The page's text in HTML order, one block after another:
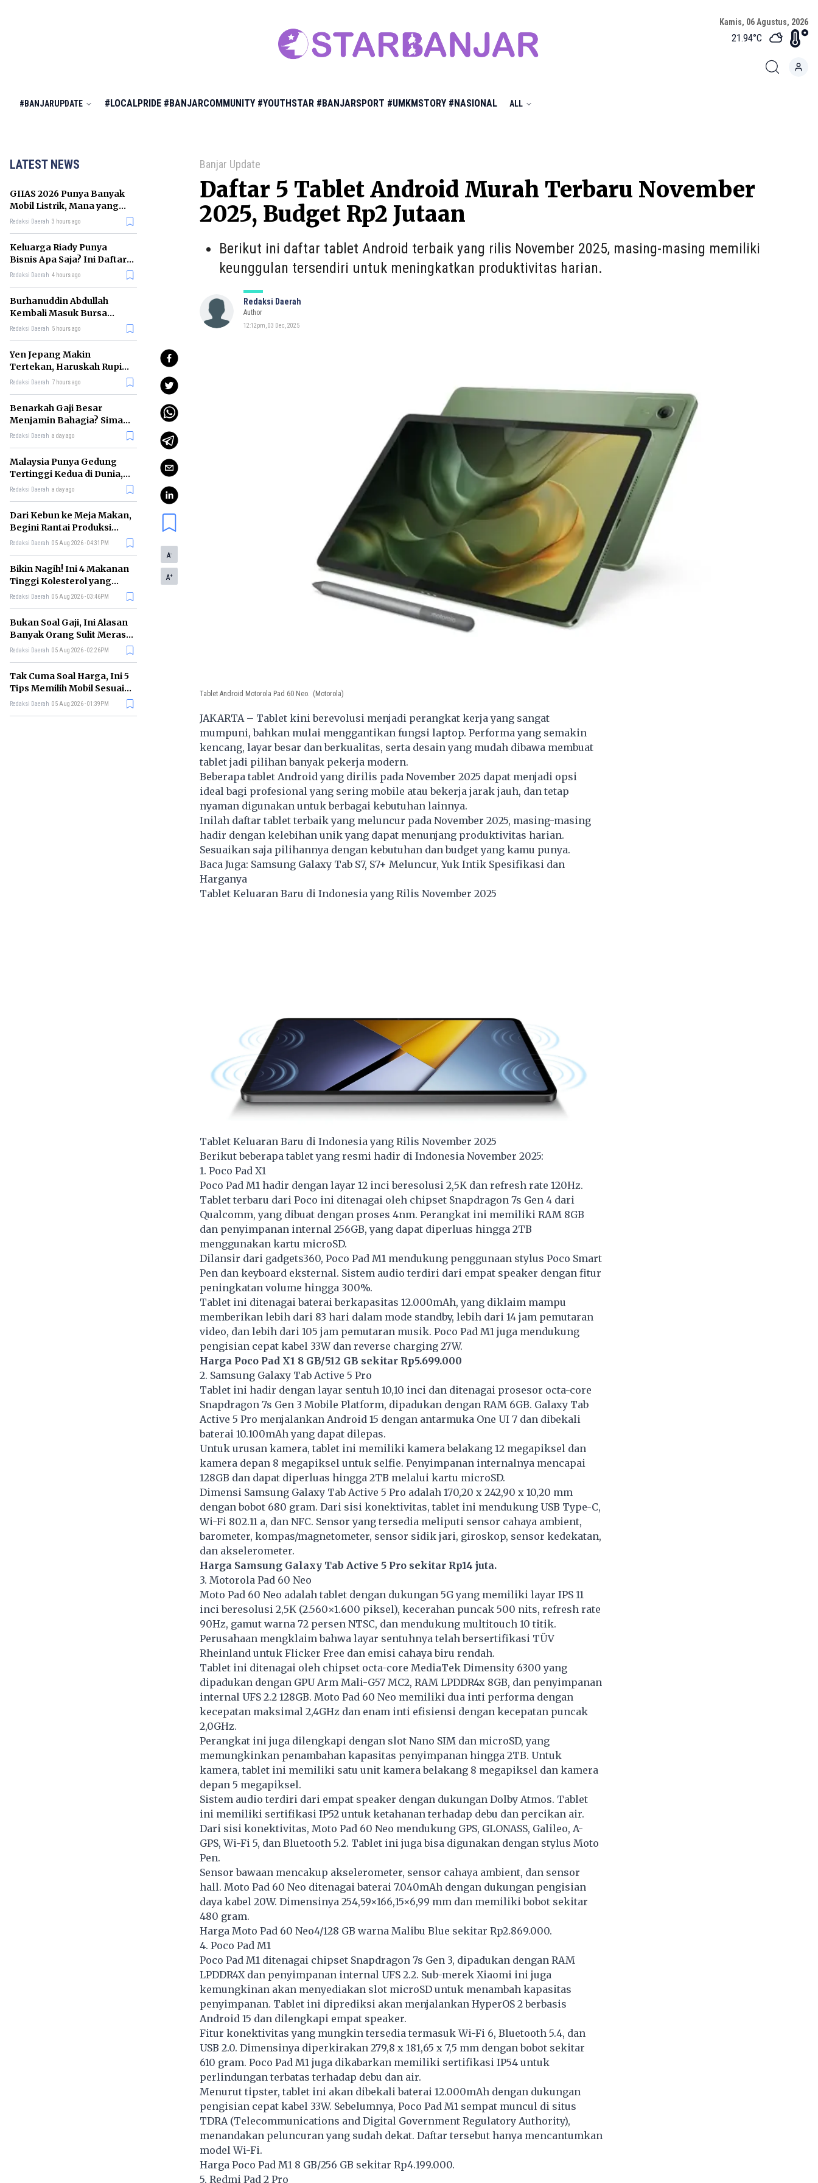
Kamis, 06 Agustus, 2026
21.94°C
#BANJARUPDATE #LOCALPRIDE #BANJARCOMMUNITY #YOUTHSTAR #BANJARSPORT #UMKMSTORY #NASIONAL ALL
LATEST NEWS
GIIAS 2026 Punya Banyak
Mobil Listrik, Mana yang
Cocok untuk Gaji Rp10 Juta?
Redaksi Daerah 3 hours ago
Keluarga Riady Punya
Bisnis Apa Saja? Ini Daftar
Kerajaan Usahanya
Redaksi Daerah 4 hours ago
Burhanuddin Abdullah
Kembali Masuk Bursa
Gubernur BI, Ini Rekam
Redaksi Daerah 5 hours ago
Yen Jepang Makin
Tertekan, Haruskah Rupiah
Ikut Khawatir?
Redaksi Daerah 7 hours ago
Benarkah Gaji Besar
Menjamin Bahagia? Simak
Penjelasan Ilmu Ekonomi
Redaksi Daerah a day ago
Malaysia Punya Gedung
Tertinggi Kedua di Dunia,
Ini Daftar Lengkap 2026
Redaksi Daerah a day ago
Dari Kebun ke Meja Makan,
Begini Rantai Produksi
Sawit di Indonesia
Redaksi Daerah 05 Aug 2026 - 04:31PM
Bikin Nagih! Ini 4 Makanan
Tinggi Kolesterol yang
Sebaiknya Dikurangi
Redaksi Daerah 05 Aug 2026 - 03:46PM
Bukan Soal Gaji, Ini Alasan
Banyak Orang Sulit Merasa
Cukup
Redaksi Daerah 05 Aug 2026 - 02:26PM
Tak Cuma Soal Harga, Ini 5
Tips Memilih Mobil Sesuai
Kebutuhan
Redaksi Daerah 05 Aug 2026 - 01:39PM
Banjar Update
Daftar 5 Tablet Android Murah Terbaru November
2025, Budget Rp2 Jutaan
Berikut ini daftar tablet Android terbaik yang rilis November 2025, masing-masing memiliki
keunggulan tersendiri untuk meningkatkan produktivitas harian.
Redaksi Daerah
Author
12:12pm, 03 Dec, 2025
A-
A+
Tablet Android Motorola Pad 60 Neo. (Motorola)
JAKARTA – Tablet kini berevolusi menjadi perangkat kerja yang sangat
mumpuni, bahkan mulai menggantikan fungsi laptop. Performa yang semakin
kencang, layar besar dan berkualitas, serta desain yang mudah dibawa membuat
tablet jadi pilihan banyak pekerja modern.
Beberapa tablet Android yang dirilis pada November 2025 dapat menjadi opsi
ideal bagi profesional yang sering mobile atau bekerja jarak jauh, dan tetap
nyaman digunakan untuk berbagai kebutuhan lainnya.
Inilah daftar tablet terbaik yang meluncur pada November 2025, masing-masing
hadir dengan kelebihan unik yang dapat menunjang produktivitas harian.
Sesuaikan saja pilihannya dengan kebutuhan dan budget yang kamu punya.
Baca Juga: Samsung Galaxy Tab S7, S7+ Meluncur, Yuk Intik Spesifikasi dan
Harganya
Tablet Keluaran Baru di Indonesia yang Rilis November 2025
Tablet Keluaran Baru di Indonesia yang Rilis November 2025
Berikut beberapa tablet yang resmi hadir di Indonesia November 2025:
1. Poco Pad X1
Poco Pad M1 hadir dengan layar 12 inci beresolusi 2,5K dan refresh rate 120Hz.
Tablet terbaru dari Poco ini ditenagai oleh chipset Snapdragon 7s Gen 4 dari
Qualcomm, yang dibuat dengan proses 4nm. Perangkat ini memiliki RAM 8GB
dan penyimpanan internal 256GB, yang dapat diperluas hingga 2TB
menggunakan kartu microSD.
Dilansir dari gadgets360, Poco Pad M1 mendukung penggunaan stylus Poco Smart
Pen dan keyboard eksternal. Sistem audio terdiri dari empat speaker dengan fitur
peningkatan volume hingga 300%.
Tablet ini ditenagai baterai berkapasitas 12.000mAh, yang diklaim mampu
memberikan lebih dari 83 hari dalam mode standby, lebih dari 14 jam pemutaran
video, dan lebih dari 105 jam pemutaran musik. Poco Pad M1 juga mendukung
pengisian cepat kabel 33W dan reverse charging 27W.
Harga Poco Pad X1 8 GB/512 GB sekitar Rp5.699.000
2. Samsung Galaxy Tab Active 5 Pro
Tablet ini hadir dengan layar sentuh 10,10 inci dan ditenagai prosesor octa-core
Snapdragon 7s Gen 3 Mobile Platform, dipadukan dengan RAM 6GB. Galaxy Tab
Active 5 Pro menjalankan Android 15 dengan antarmuka One UI 7 dan dibekali
baterai 10.100mAh yang dapat dilepas.
Untuk urusan kamera, tablet ini memiliki kamera belakang 12 megapiksel dan
kamera depan 8 megapiksel untuk selfie. Penyimpanan internalnya mencapai
128GB dan dapat diperluas hingga 2TB melalui kartu microSD.
Dimensi Samsung Galaxy Tab Active 5 Pro adalah 170,20 x 242,90 x 10,20 mm
dengan bobot 680 gram. Dari sisi konektivitas, tablet ini mendukung USB Type-C,
Wi-Fi 802.11 a, dan NFC. Sensor yang tersedia meliputi sensor cahaya ambient,
barometer, kompas/magnetometer, sensor sidik jari, giroskop, sensor kedekatan,
dan akselerometer.
Harga Samsung Galaxy Tab Active 5 Pro sekitar Rp14 juta.
3. Motorola Pad 60 Neo
Moto Pad 60 Neo adalah tabletdengan dukungan 5G yang memiliki layar IPS 11
inci beresolusi 2,5K (2.560×1.600 piksel), kecerahan puncak 500 nits, refresh rate
90Hz, gamut warna 72 persen NTSC, dan mendukung multitouch 10 titik.
Perusahaan mengklaim bahwa layar sentuhnya telah bersertifikasi TÜV
Rheinland untuk Flicker Free dan emisi cahaya biru rendah.
Tablet ini ditenagai oleh chipset octa-core MediaTek Dimensity 6300 yang
dipadukan dengan GPU Arm Mali-G57 MC2, RAM LPDDR4x 8GB, dan penyimpanan
internal UFS 2.2 128GB. Moto Pad 60 Neo memiliki dua inti performa dengan
kecepatan maksimal 2,4GHz dan enam inti efisiensi dengan kecepatan puncak
2,0GHz.
Perangkat ini juga dilengkapi dengan slot Nano SIM dan microSD, yang
memungkinkan penambahan kapasitas penyimpanan hingga 2TB. Untuk
kamera, tablet ini memiliki satu unit kamera belakang 8 megapiksel dan kamera
depan 5 megapiksel.
Sistem audio terdiri dari empat speaker dengan dukungan Dolby Atmos. Tablet
ini memiliki sertifikasi IP52 untuk ketahanan terhadap debu dan percikan air.
Dari sisi konektivitas, Moto Pad 60 Neo mendukung GPS, GLONASS, Galileo, A-
GPS, Wi-Fi 5, dan Bluetooth 5.2. Tablet ini juga bisa digunakan dengan stylus Moto
Pen.
Sensor bawaan mencakup akselerometer, sensor cahaya ambient, dan sensor
hall. Moto Pad 60 Neo ditenagai baterai 7.040mAh dengan dukungan pengisian
daya kabel 20W. Dimensinya 254,59×166,15×6,99 mm dan memiliki bobot sekitar
480 gram.
Harga Moto Pad 60 Neo4/128 GB warna Malibu Blue sekitar Rp2.869.000.
4. Poco Pad M1
Poco Pad M1 ditenagai chipset Snapdragon 7s Gen 3, dipadukan dengan RAM
LPDDR4X dan penyimpanan internal UFS 2.2. Sub-merek Xiaomi ini juga
kemungkinan akan menyediakan slot microSD untuk menambah kapasitas
penyimpanan. Tablet ini diprediksi akan menjalankan HyperOS 2 berbasis
Android 15 dan dilengkapi empat speaker.
Fitur konektivitas yang mungkin tersedia termasuk Wi-Fi 6, Bluetooth 5.4, dan
USB 2.0. Dimensinya diperkirakan 279,8 x 181,65 x 7,5 mm dengan bobot sekitar
610 gram. Poco Pad M1 juga dikabarkan memiliki sertifikasi IP54 untuk
perlindungan terbatas terhadap debu dan air.
Menurut tipster, tablet ini akan dibekali baterai 12.000mAh dengan dukungan
pengisian cepat kabel 33W. Sebelumnya, Poco Pad M1 sempat muncul di situs
TDRA (Telecommunications and Digital Government Regulatory Authority),
menandakan peluncuran yang sudah dekat. Daftar tersebut hanya mencantumkan
model Wi-Fi.
Harga Poco Pad M1 8 GB/256 GB sekitar Rp4.199.000.
5. Redmi Pad 2 Pro